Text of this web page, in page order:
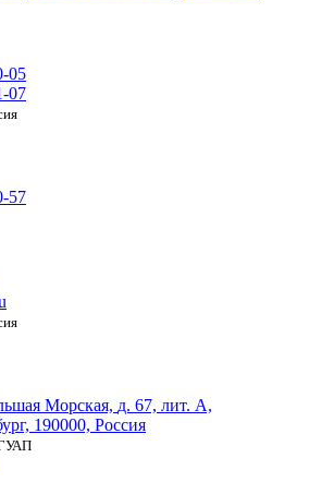
05
07
57
Морская, д. 67, лит. А,
190000, Россия